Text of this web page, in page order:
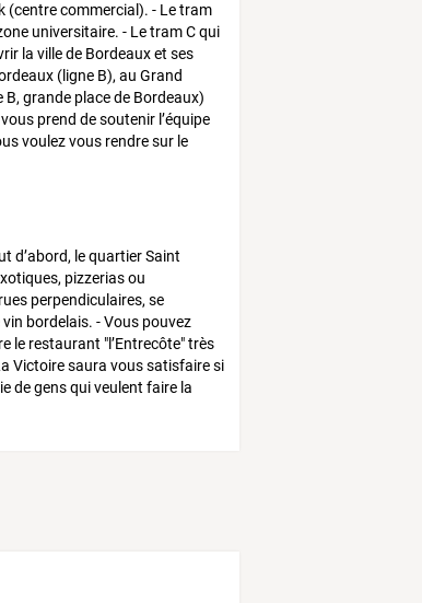
(centre commercial). - Le tram
universitaire. - Le tram C qui
la ville de Bordeaux et ses
(ligne B), au Grand
grande place de Bordeaux)
prend de soutenir l’équipe
voulez vous rendre sur le
d’abord, le quartier Saint
pizzerias ou
perpendiculaires, se
bordelais. - Vous pouvez
le restaurant "l’Entrecôte" très
Victoire saura vous satisfaire si
de gens qui veulent faire la